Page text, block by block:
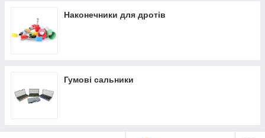
Наконечники для дротів
Гумові сальники